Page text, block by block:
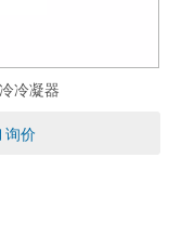
冷凝器
询价